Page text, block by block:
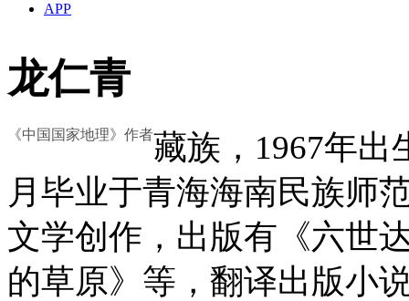
APP
龙仁青
《中国国家地理》作者藏族，1967年出
月毕业于青海海南民族师
文学创作，出版有《六世
的草原》等，翻译出版小